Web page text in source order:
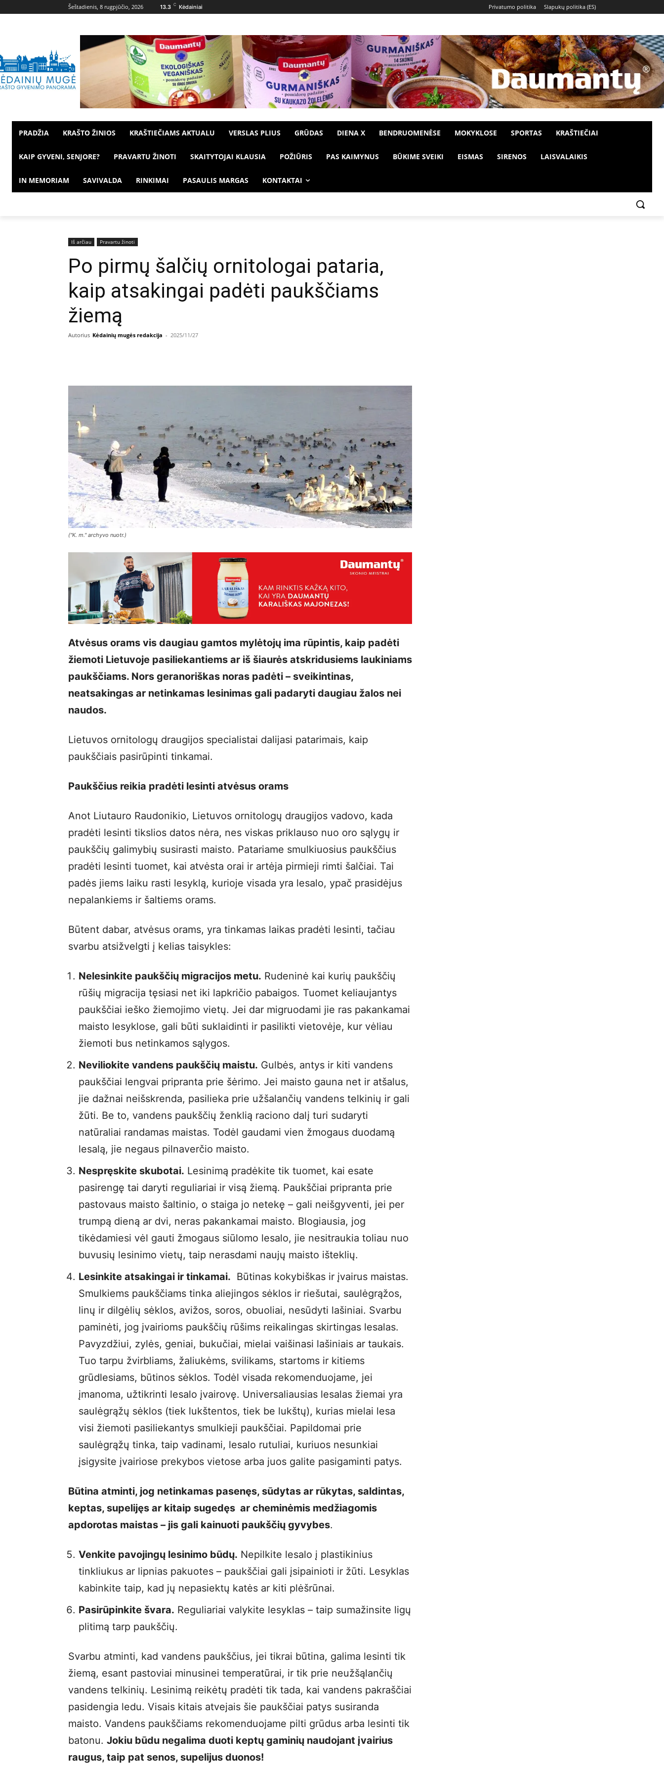
Šeštadienis, 8 rugpjūčio, 2026 13.3 C Kėdainiai Privatumo politika Slapukų politika (ES)
PRADŽIA KRAŠTO ŽINIOS KRAŠTIEČIAMS AKTUALU VERSLAS PLIUS GRŪDAS DIENA X BENDRUOMENĖSE MOKYKLOSE SPORTAS KRAŠTIEČIAI
KAIP GYVENI, SENJORE? PRAVARTU ŽINOTI SKAITYTOJAI KLAUSIA POŽIŪRIS PAS KAIMYNUS BŪKIME SVEIKI EISMAS SIRENOS LAISVALAIKIS
IN MEMORIAM SAVIVALDA RINKIMAI PASAULIS MARGAS KONTAKTAI
Iš arčiau Pravartu žinoti
Po pirmų šalčių ornitologai pataria,
kaip atsakingai padėti paukščiams
žiemą
Autorius Kėdainių mugės redakcija - 2025/11/27
("K. m." archyvo nuotr.)
Atvėsus orams vis daugiau gamtos mylėtojų ima rūpintis, kaip padėti
žiemoti Lietuvoje pasiliekantiems ar iš šiaurės atskridusiems laukiniams
paukščiams. Nors geranoriškas noras padėti – sveikintinas,
neatsakingas ar netinkamas lesinimas gali padaryti daugiau žalos nei
naudos.
Lietuvos ornitologų draugijos specialistai dalijasi patarimais, kaip
paukščiais pasirūpinti tinkamai.
Paukščius reikia pradėti lesinti atvėsus orams
Anot Liutauro Raudonikio, Lietuvos ornitologų draugijos vadovo, kada
pradėti lesinti tikslios datos nėra, nes viskas priklauso nuo oro sąlygų ir
paukščių galimybių susirasti maisto. Patariame smulkiuosius paukščius
pradėti lesinti tuomet, kai atvėsta orai ir artėja pirmieji rimti šalčiai. Tai
padės jiems laiku rasti lesyklą, kurioje visada yra lesalo, ypač prasidėjus
nepalankiems ir šaltiems orams.
Būtent dabar, atvėsus orams, yra tinkamas laikas pradėti lesinti, tačiau
svarbu atsižvelgti į kelias taisykles:
Nelesinkite paukščių migracijos metu. Rudeninė kai kurių paukščių
rūšių migracija tęsiasi net iki lapkričio pabaigos. Tuomet keliaujantys
paukščiai ieško žiemojimo vietų. Jei dar migruodami jie ras pakankamai
maisto lesyklose, gali būti suklaidinti ir pasilikti vietovėje, kur vėliau
žiemoti bus netinkamos sąlygos.
Neviliokite vandens paukščių maistu. Gulbės, antys ir kiti vandens
paukščiai lengvai pripranta prie šėrimo. Jei maisto gauna net ir atšalus,
jie dažnai neišskrenda, pasilieka prie užšalančių vandens telkinių ir gali
žūti. Be to, vandens paukščių ženklią raciono dalį turi sudaryti
natūraliai randamas maistas. Todėl gaudami vien žmogaus duodamą
lesalą, jie negaus pilnaverčio maisto.
Nespręskite skubotai. Lesinimą pradėkite tik tuomet, kai esate
pasirengę tai daryti reguliariai ir visą žiemą. Paukščiai pripranta prie
pastovaus maisto šaltinio, o staiga jo netekę – gali neišgyventi, jei per
trumpą dieną ar dvi, neras pakankamai maisto. Blogiausia, jog
tikėdamiesi vėl gauti žmogaus siūlomo lesalo, jie nesitraukia toliau nuo
buvusių lesinimo vietų, taip nerasdami naujų maisto išteklių.
Lesinkite atsakingai ir tinkamai. Būtinas kokybiškas ir įvairus maistas.
Smulkiems paukščiams tinka aliejingos sėklos ir riešutai, saulėgrąžos,
linų ir dilgėlių sėklos, avižos, soros, obuoliai, nesūdyti lašiniai. Svarbu
paminėti, jog įvairioms paukščių rūšims reikalingas skirtingas lesalas.
Pavyzdžiui, zylės, geniai, bukučiai, mielai vaišinasi lašiniais ar taukais.
Tuo tarpu žvirbliams, žaliukėms, svilikams, startoms ir kitiems
grūdlesiams, būtinos sėklos. Todėl visada rekomenduojame, jei
įmanoma, užtikrinti lesalo įvairovę. Universaliausias lesalas žiemai yra
saulėgrąžų sėklos (tiek lukštentos, tiek be lukštų), kurias mielai lesa
visi žiemoti pasiliekantys smulkieji paukščiai. Papildomai prie
saulėgrąžų tinka, taip vadinami, lesalo rutuliai, kuriuos nesunkiai
įsigysite įvairiose prekybos vietose arba juos galite pasigaminti patys.
Būtina atminti, jog netinkamas pasenęs, sūdytas ar rūkytas, saldintas,
keptas, supelijęs ar kitaip sugedęs ar cheminėmis medžiagomis
apdorotas maistas – jis gali kainuoti paukščių gyvybes.
Venkite pavojingų lesinimo būdų. Nepilkite lesalo į plastikinius
tinkliukus ar lipnias pakuotes – paukščiai gali įsipainioti ir žūti. Lesyklas
kabinkite taip, kad jų nepasiektų katės ar kiti plėšrūnai.
Pasirūpinkite švara. Reguliariai valykite lesyklas – taip sumažinsite ligų
plitimą tarp paukščių.
Svarbu atminti, kad vandens paukščius, jei tikrai būtina, galima lesinti tik
žiemą, esant pastoviai minusinei temperatūrai, ir tik prie neužšąlančių
vandens telkinių. Lesinimą reikėtų pradėti tik tada, kai vandens pakraščiai
pasidengia ledu. Visais kitais atvejais šie paukščiai patys susiranda
maisto. Vandens paukščiams rekomenduojame pilti grūdus arba lesinti tik
batonu. Jokiu būdu negalima duoti keptų gaminių naudojant įvairius
raugus, taip pat senos, supelijus duonos!